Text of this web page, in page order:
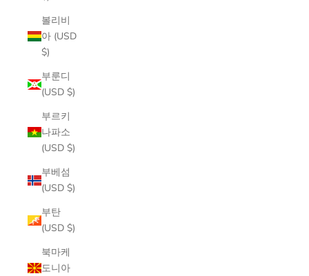
볼리비
아 (USD
$)
부룬디
(USD $)
부르키
나파소
(USD $)
부베섬
(USD $)
부탄
(USD $)
북마케
도니아